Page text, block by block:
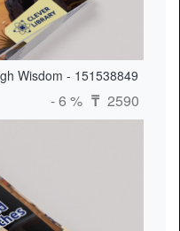
Wisdom - 151538849
- 6 % ₸ 2590